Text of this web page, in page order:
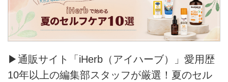
▶通販サイト「iHerb（アイハーブ）」愛用歴
10年以上の編集部スタッフが厳選！夏のセル